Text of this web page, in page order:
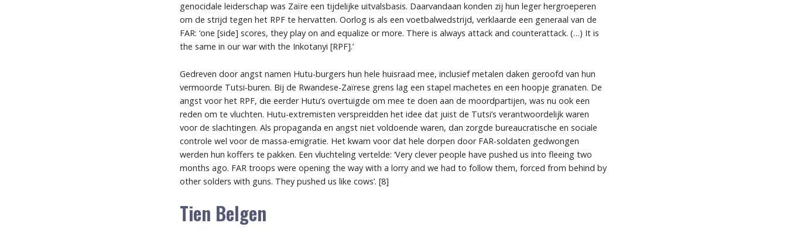
genocidale leiderschap was Zaïre een tijdelijke uitvalsbasis. Daarvandaan konden zij hun leger hergroeperen
om de strijd tegen het RPF te hervatten. Oorlog is als een voetbalwedstrijd, verklaarde een generaal van de
FAR: ‘one [side] scores, they play on and equalize or more. There is always attack and counterattack. (…) It is
the same in our war with the Inkotanyi [RPF].’
Gedreven door angst namen Hutu-burgers hun hele huisraad mee, inclusief metalen daken geroofd van hun
vermoorde Tutsi-buren. Bij de Rwandese-Zaïrese grens lag een stapel machetes en een hoopje granaten. De
angst voor het RPF, die eerder Hutu’s overtuigde om mee te doen aan de moordpartijen, was nu ook een
reden om te vluchten. Hutu-extremisten verspreidden het idee dat juist de Tutsi’s verantwoordelijk waren
voor de slachtingen. Als propaganda en angst niet voldoende waren, dan zorgde bureaucratische en sociale
controle wel voor de massa-emigratie. Het kwam voor dat hele dorpen door FAR-soldaten gedwongen
werden hun koffers te pakken. Een vluchteling vertelde: ‘Very clever people have pushed us into fleeing two
months ago. FAR troops were opening the way with a lorry and we had to follow them, forced from behind by
other solders with guns. They pushed us like cows’. [8]
Tien Belgen